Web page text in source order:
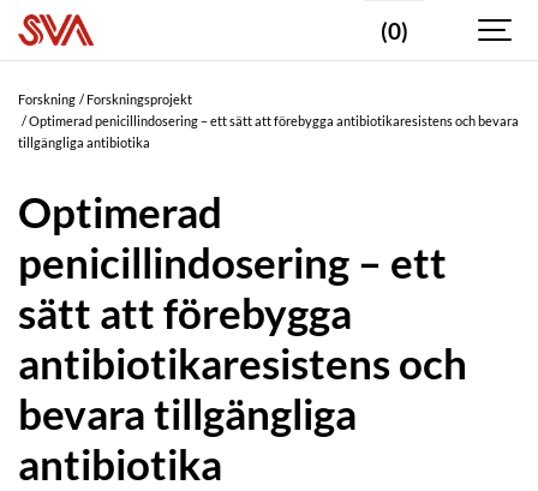
(0)
Forskning
Forskningsprojekt
Optimerad penicillindosering – ett sätt att förebygga antibiotikaresistens och bevara
tillgängliga antibiotika
Optimerad
penicillindosering – ett
sätt att förebygga
antibiotikaresistens och
bevara tillgängliga
antibiotika